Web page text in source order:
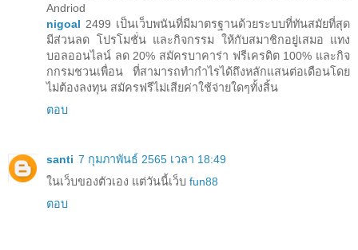
Andriod
nigoal 2499 เป็นเว็บพนันที่มีมาตรฐานด้วยระบบที่ทันสมัยที่สุด
มีส่วนลด โปรโมชั่น และกิจกรรม ให้กับสมาชิกอยู่เสมอ แทง
บอลออนไลน์ ลด 20% สมัครบาคาร่า ฟรีเครดิต 100% และกิจ
กกรมชวนเพื่อน ที่สามารถทำกำไรได้ถึงหลักแสนต่อเดือนโดย
ไม่ต้องลงทุน สมัครฟรีไม่เสียค่าใช้จ่ายใดๆทั้งสิ้น
ตอบ
santi 7 กุมภาพันธ์ 2565 เวลา 18:49
ในเว็บของตัวเอง แต่วันนี้เว็บ fun88
ตอบ